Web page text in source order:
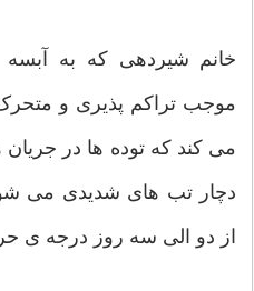
خانم شیردهی که به
موجب تراکم پذیری و
می کند که توده ها در جریان
دچار تب های شدیدی می
از دو الی سه روز درجه ی